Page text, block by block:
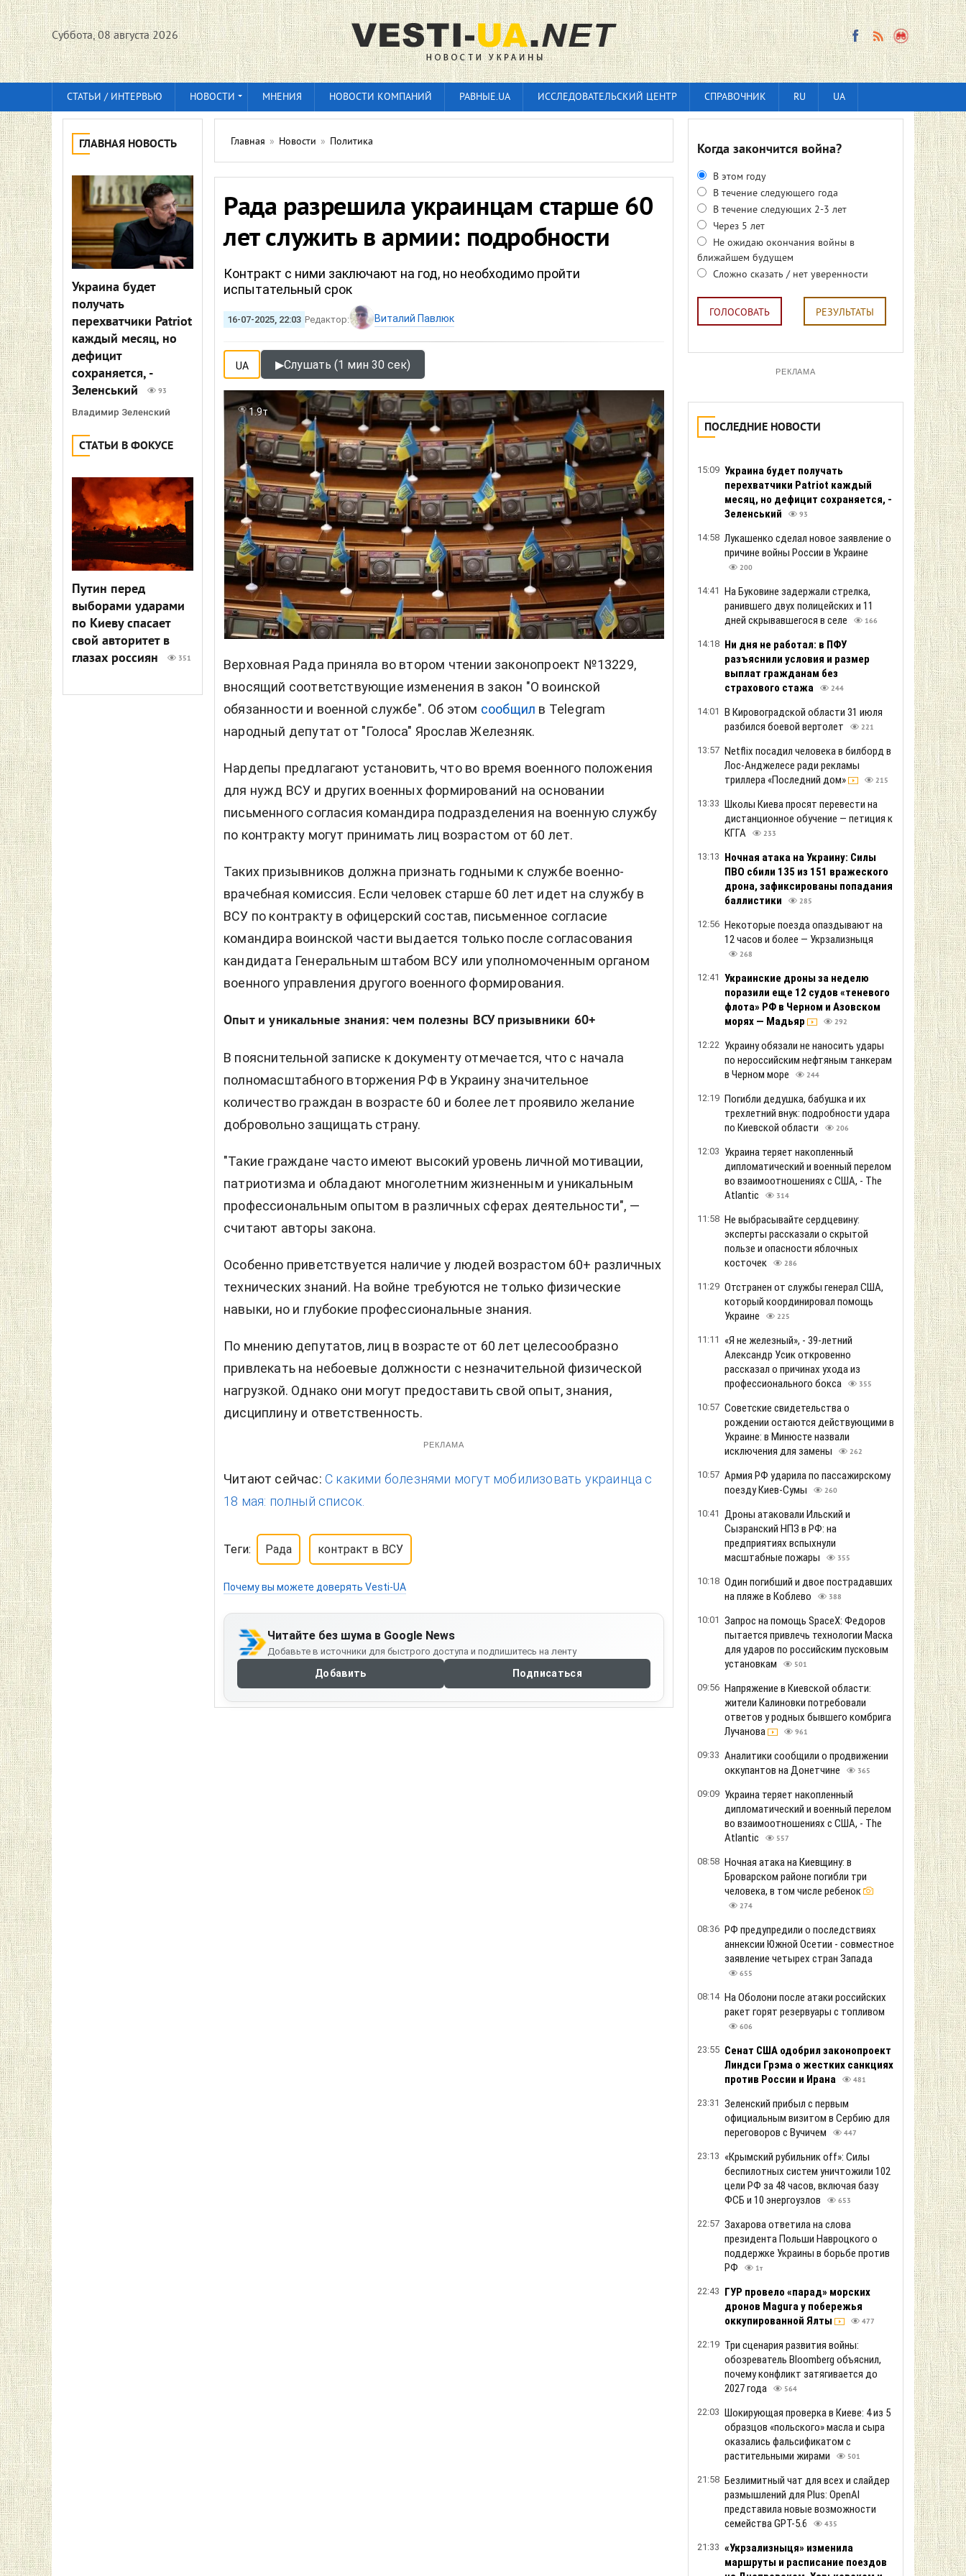
Суббота, 08 августа 2026
СТАТЬИ / ИНТЕРВЬЮ НОВОСТИ МНЕНИЯ НОВОСТИ КОМПАНИЙ РАВНЫЕ.UA ИССЛЕДОВАТЕЛЬСКИЙ ЦЕНТР СПРАВОЧНИК RU UA
ГЛАВНАЯ НОВОСТЬ
Украина будет
получать
перехватчики Patriot
каждый месяц, но
дефицит
сохраняется, -
Зеленський
93
Владимир Зеленский
СТАТЬИ В ФОКУСЕ
Путин перед
выборами ударами
по Киеву спасает
свой авторитет в
глазах россиян
351
Главная » Новости » Политика
Рада разрешила украинцам старше 60
лет служить в армии: подробности
Контракт с ними заключают на год, но необходимо пройти
испытательный срок
16-07-2025, 22:03 Редактор: Виталий Павлюк
UA ▶Слушать (1 мин 30 сек)
1.9т
Верховная Рада приняла во втором чтении законопроект №13229,
вносящий соответствующие изменения в закон "О воинской
обязанности и военной службе". Об этом сообщил в Telegram
народный депутат от "Голоса" Ярослав Железняк.
Нардепы предлагают установить, что во время военного положения
для нужд ВСУ и других военных формирований на основании
письменного согласия командира подразделения на военную службу
по контракту могут принимать лиц возрастом от 60 лет.
Таких призывников должна признать годными к службе военно-
врачебная комиссия. Если человек старше 60 лет идет на службу в
ВСУ по контракту в офицерский состав, письменное согласие
командира воинской части выдается только после согласования
кандидата Генеральным штабом ВСУ или уполномоченным органом
военного управления другого военного формирования.
Опыт и уникальные знания: чем полезны ВСУ призывники 60+
В пояснительной записке к документу отмечается, что с начала
полномасштабного вторжения РФ в Украину значительное
количество граждан в возрасте 60 и более лет проявило желание
добровольно защищать страну.
"Такие граждане часто имеют высокий уровень личной мотивации,
патриотизма и обладают многолетним жизненным и уникальным
профессиональным опытом в различных сферах деятельности", —
считают авторы закона.
Особенно приветствуется наличие у людей возрастом 60+ различных
технических знаний. На войне требуются не только физические
навыки, но и глубокие профессиональные знания.
По мнению депутатов, лиц в возрасте от 60 лет целесообразно
привлекать на небоевые должности с незначительной физической
нагрузкой. Однако они могут предоставить свой опыт, знания,
дисциплину и ответственность.
РЕКЛАМА
Читают сейчас: С какими болезнями могут мобилизовать украинца с
18 мая: полный список.
Теги: Рада контракт в ВСУ
Почему вы можете доверять Vesti-UA
Читайте без шума в Google News
Добавьте в источники для быстрого доступа и подпишитесь на ленту
Добавить Подписаться
Когда закончится война?
В этом году
В течение следующего года
В течение следующих 2-3 лет
Через 5 лет
Не ожидаю окончания войны в
ближайшем будущем
Сложно сказать / нет уверенности
ГОЛОСОВАТЬ РЕЗУЛЬТАТЫ
РЕКЛАМА
ПОСЛЕДНИЕ НОВОСТИ
15:09 Украина будет получать
перехватчики Patriot каждый
месяц, но дефицит сохраняется, -
Зеленський
93
14:58 Лукашенко сделал новое заявление о
причине войны России в Украине
200
14:41 На Буковине задержали стрелка,
ранившего двух полицейских и 11
дней скрывавшегося в селе
166
14:18 Ни дня не работал: в ПФУ
разъяснили условия и размер
выплат гражданам без
страхового стажа
244
14:01 В Кировоградской области 31 июля
разбился боевой вертолет
221
13:57 Netflix посадил человека в билборд в
Лос-Анджелесе ради рекламы
триллера «Последний дом»
215
13:33 Школы Киева просят перевести на
дистанционное обучение — петиция к
КГГА
233
13:13 Ночная атака на Украину: Силы
ПВО сбили 135 из 151 вражеского
дрона, зафиксированы попадания
баллистики
285
12:56 Некоторые поезда опаздывают на
12 часов и более — Укрзализныця
268
12:41 Украинские дроны за неделю
поразили еще 12 судов «теневого
флота» РФ в Черном и Азовском
морях — Мадьяр
292
12:22 Украину обязали не наносить удары
по нероссийским нефтяным танкерам
в Черном море
244
12:19 Погибли дедушка, бабушка и их
трехлетний внук: подробности удара
по Киевской области
206
12:03 Украина теряет накопленный
дипломатический и военный перелом
во взаимоотношениях с США, - The
Atlantic
314
11:58 Не выбрасывайте сердцевину:
эксперты рассказали о скрытой
пользе и опасности яблочных
косточек
286
11:29 Отстранен от службы генерал США,
который координировал помощь
Украине
225
11:11
«Я не железный», - 39-летний
Александр Усик откровенно
рассказал о причинах ухода из
профессионального бокса
355
10:57 Советские свидетельства о
рождении остаются действующими в
Украине: в Минюсте назвали
исключения для замены
262
10:57 Армия РФ ударила по пассажирскому
поезду Киев-Сумы
260
10:41 Дроны атаковали Ильский и
Сызранский НПЗ в РФ: на
предприятиях вспыхнули
масштабные пожары
355
10:18 Один погибший и двое пострадавших
на пляже в Коблево
388
10:01 Запрос на помощь SpaceX: Федоров
пытается привлечь технологии Маска
для ударов по российским пусковым
установкам
501
09:56 Напряжение в Киевской области:
жители Калиновки потребовали
ответов у родных бывшего комбрига
Лучанова
961
09:33 Аналитики сообщили о продвижении
оккупантов на Донетчине
365
09:09 Украина теряет накопленный
дипломатический и военный перелом
во взаимоотношениях с США, - The
Atlantic
557
08:58 Ночная атака на Киевщину: в
Броварском районе погибли три
человека, в том числе ребенок
274
08:36 РФ предупредили о последствиях
аннексии Южной Осетии - совместное
заявление четырех стран Запада
655
08:14 На Оболони после атаки российских
ракет горят резервуары с топливом
606
23:55 Сенат США одобрил законопроект
Линдси Грэма о жестких санкциях
против России и Ирана
481
23:31 Зеленский прибыл с первым
официальным визитом в Сербию для
переговоров с Вучичем
447
23:13 «Крымский рубильник off»: Силы
беспилотных систем уничтожили 102
цели РФ за 48 часов, включая базу
ФСБ и 10 энергоузлов
653
22:57 Захарова ответила на слова
президента Польши Навроцкого о
поддержке Украины в борьбе против
РФ
1т
22:43 ГУР провело «парад» морских
дронов Magura у побережья
оккупированной Ялты
477
22:19 Три сценария развития войны:
обозреватель Bloomberg объяснил,
почему конфликт затягивается до
2027 года
564
22:03 Шокирующая проверка в Киеве: 4 из 5
образцов «польского» масла и сыра
оказались фальсификатом с
растительными жирами
501
21:58 Безлимитный чат для всех и слайдер
размышлений для Plus: OpenAI
представила новые возможности
семейства GPT-5.6
435
21:33 «Укрзализныця» изменила
маршруты и расписание поездов